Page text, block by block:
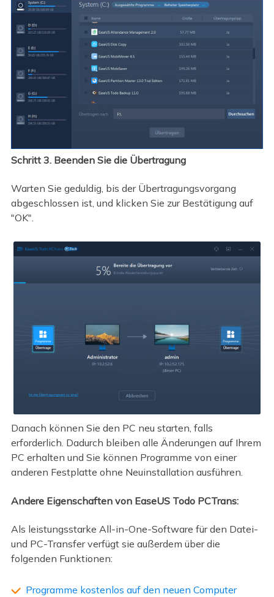
Schritt 3. Beenden Sie die Übertragung
Warten Sie geduldig, bis der Übertragungsvorgang
abgeschlossen ist, und klicken Sie zur Bestätigung auf
"OK".
Danach können Sie den PC neu starten, falls
erforderlich. Dadurch bleiben alle Änderungen auf Ihrem
PC erhalten und Sie können Programme von einer
anderen Festplatte ohne Neuinstallation ausführen.
Andere Eigenschaften von EaseUS Todo PCTrans:
Als leistungsstarke All-in-One-Software für den Datei-
und PC-Transfer verfügt sie außerdem über die
folgenden Funktionen:
Programme kostenlos auf den neuen Computer